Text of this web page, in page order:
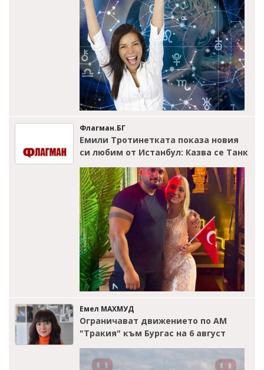
Флагман.БГ
Емили Тротинетката показа новия
си любим от Истанбул: Казва се Танк
Емел МАХМУД
Ограничават движението по АМ
"Тракия" към Бургас на 6 август